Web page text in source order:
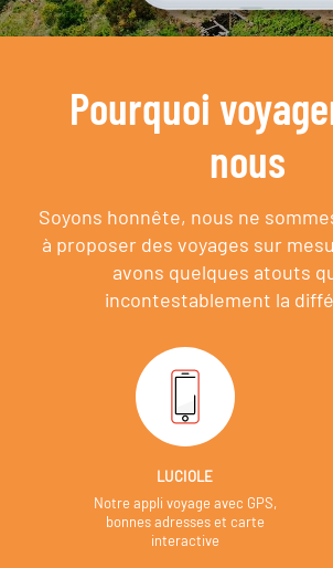
Pourquoi
nous
Soyons honnête, nous ne
à proposer des voyages sur
avons quelques atouts
incontestablement la
LUCIOLE
Notre appli voyage avec GPS,
bonnes adresses et carte
interactive